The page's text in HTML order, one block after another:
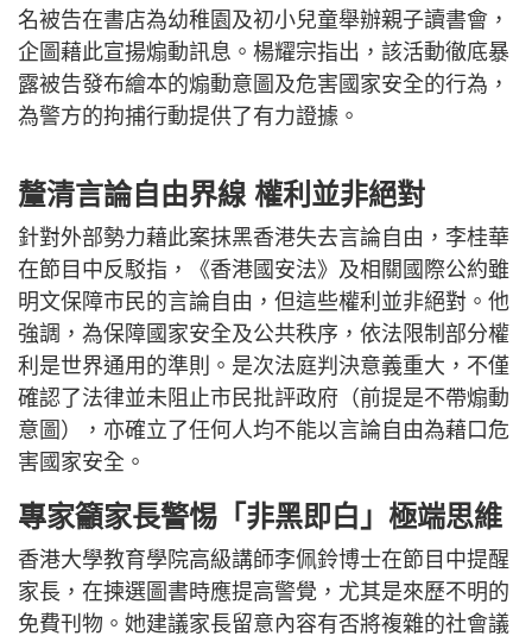
名被告在書店為幼稚園及初小兒童舉辦親子讀書會，
企圖藉此宣揚煽動訊息。楊耀宗指出，該活動徹底暴
露被告發布繪本的煽動意圖及危害國家安全的行為，
為警方的拘捕行動提供了有力證據。
釐清言論自由界線 權利並非絕對
針對外部勢力藉此案抹黑香港失去言論自由，李桂華
在節目中反駁指，《香港國安法》及相關國際公約雖
明文保障市民的言論自由，但這些權利並非絕對。他
強調，為保障國家安全及公共秩序，依法限制部分權
利是世界通用的準則。是次法庭判決意義重大，不僅
確認了法律並未阻止市民批評政府（前提是不帶煽動
意圖），亦確立了任何人均不能以言論自由為藉口危
害國家安全。
專家籲家長警惕「非黑即白」極端思維
香港大學教育學院高級講師李佩鈴博士在節目中提醒
家長，在揀選圖書時應提高警覺，尤其是來歷不明的
免費刊物。她建議家長留意內容有否將複雜的社會議